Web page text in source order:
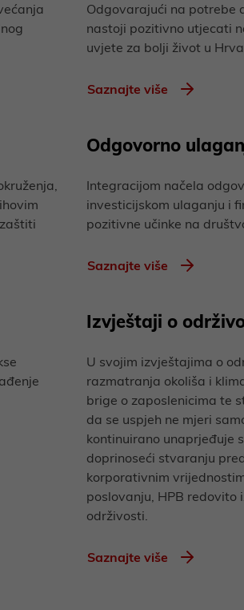
Odgovarajući na potrebe
nastoji pozitivno utjecati
uvjete za bolji život u
Saznajte više
Odgovorno
Integracijom načela
investicijskom ulaganju i
pozitivne učinke na
Saznajte više
Izvještaji o
U svojim izvještajima o
razmatranja okoliša i
brige o zaposlenicima te
da se uspjeh ne mjeri
kontinuirano unaprjeđuje
doprinoseći stvaranju
korporativnim
poslovanju, HPB
održivosti.
Saznajte više